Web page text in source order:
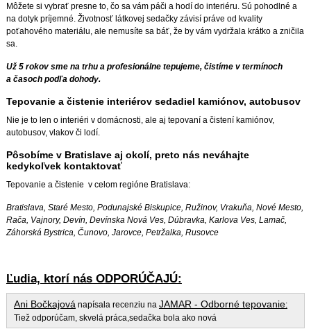
Môžete si vybrať presne to, čo sa vám páči a hodí do interiéru. Sú pohodlné a
na dotyk príjemné. Životnosť látkovej sedačky závisí práve od kvality
poťahového materiálu, ale nemusíte sa báť, že by vám vydržala krátko a zničila
sa.
Už 5 rokov sme na trhu a profesionálne tepujeme, čistíme v termínoch
a časoch podľa dohody.
Tepovanie a čistenie interiérov sedadiel kamiónov, autobusov
Nie je to len o interiéri v domácnosti, ale aj tepovaní a čistení kamiónov,
autobusov, vlakov či lodí.
Pôsobíme v Bratislave aj okolí, preto nás neváhajte
kedykoľvek kontaktovať
Tepovanie a čistenie v celom regióne Bratislava:
Bratislava, Staré Mesto, Podunajské Biskupice, Ružinov, Vrakuňa, Nové Mesto,
Rača, Vajnory, Devín, Devínska Nová Ves, Dúbravka, Karlova Ves, Lamač,
Záhorská Bystrica, Čunovo, Jarovce, Petržalka, Rusovce
Ľudia, ktorí nás ODPORÚČAJÚ:
Ani Bočkajovánapísala recenziu na JAMAR - Odborné tepovanie:
Tiež odporúčam, skvelá práca,sedačka bola ako nová